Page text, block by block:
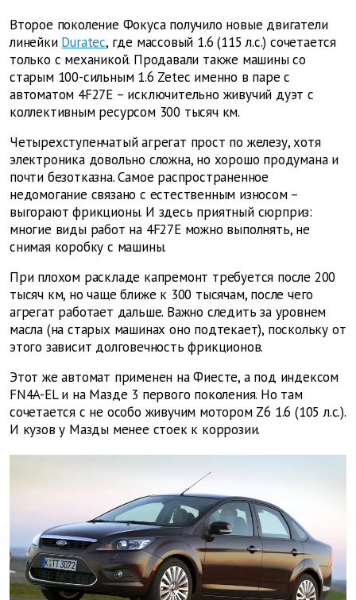
Второе поколение Фокуса получило новые двигатели
линейки Duratec, где массовый 1.6 (115 л.с.) сочетается
только с механикой. Продавали также машины со
старым 100-сильным 1.6 Zetec именно в паре с
автоматом 4F27E – исключительно живучий дуэт с
коллективным ресурсом 300 тысяч км.
Четырехступенчатый агрегат прост по железу, хотя
электроника довольно сложна, но хорошо продумана и
почти безотказна. Самое распространенное
недомогание связано с естественным износом –
выгорают фрикционы. И здесь приятный сюрприз:
многие виды работ на 4F27E можно выполнять, не
снимая коробку с машины.
При плохом раскладе капремонт требуется после 200
тысяч км, но чаще ближе к 300 тысячам, после чего
агрегат работает дальше. Важно следить за уровнем
масла (на старых машинах оно подтекает), поскольку от
этого зависит долговечность фрикционов.
Этот же автомат применен на Фиесте, а под индексом
FN4A-EL и на Мазде 3 первого поколения. Но там
сочетается с не особо живучим мотором Z6 1.6 (105 л.с.).
И кузов у Мазды менее стоек к коррозии.